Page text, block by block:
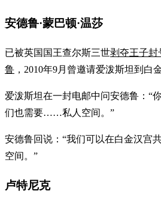
安德鲁·蒙巴顿·温莎
已被英国国王查尔斯三世剥夺王子封
鲁 ，2010年9月曾邀请爱泼斯坦到白
爱泼斯坦在一封电邮中问安德鲁：“
们也需要……私人空间。”
安德鲁回说：“我们可以在白金汉宫
空间。”
卢特尼克